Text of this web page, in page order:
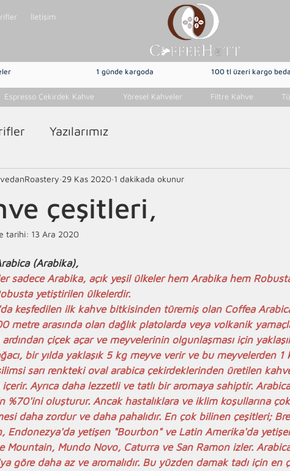
İletişim
1 günde kargoda 100 tl üzeri kargo
Espresso Çekirdek Kahve Yöresel Kahveler Filtre Kahve
Yazılarımız
çeşitleri,
29 Kas 2020 1 dakikada okunur
tarihi: 13 Ara 2020
(Arabika),
sadece Arabika, açık yeşil ülkeler hem Arabika hem
yetiştirilen ülkelerdir.
keşfedilen ilk kahve bitkisinden türemiş olan Coffea
metre arasında olan dağlık platolarda veya volkanik
çiçek açar ve meyvelerinin olgunlaşması için
bir yılda yaklaşık 5 kg meyve verir ve bu meyvelerden
sarı renkteki oval arabica çekirdeklerinden üretilen
Ayrıca daha lezzetli ve tatlı bir aromaya sahiptir.
%70'ini oluşturur. Ancak hastalıklara ve iklim koşullarına
daha zordur ve daha pahalıdır. En çok bilinen çeşitleri;
Endonezya'da yetişen "Bourbon" ve Latin Amerika'da
Mountain, Mundo Novo, Caturra ve San Ramon izler.
göre daha az ve aromalıdır. Bu yüzden damak tadı için